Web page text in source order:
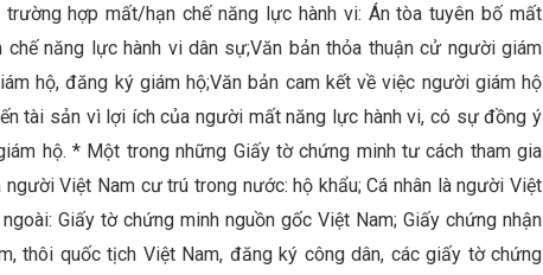
trường hợp mất/hạn chế năng lực hành vi: Án tòa tuyên bố mất
chế năng lực hành vi dân sự;Văn bản thỏa thuận cử người giám
hộ, đăng ký giám hộ;Văn bản cam kết về việc người giám hộ
tài sản vì lợi ích của người mất năng lực hành vi, có sự đồng ý
hộ. * Một trong những Giấy tờ chứng minh tư cách tham gia
Việt Nam cư trú trong nước: hộ khẩu; Cá nhân là người Việt
Giấy tờ chứng minh nguồn gốc Việt Nam; Giấy chứng nhận
thôi quốc tịch Việt Nam, đăng ký công dân, các giấy tờ chứng